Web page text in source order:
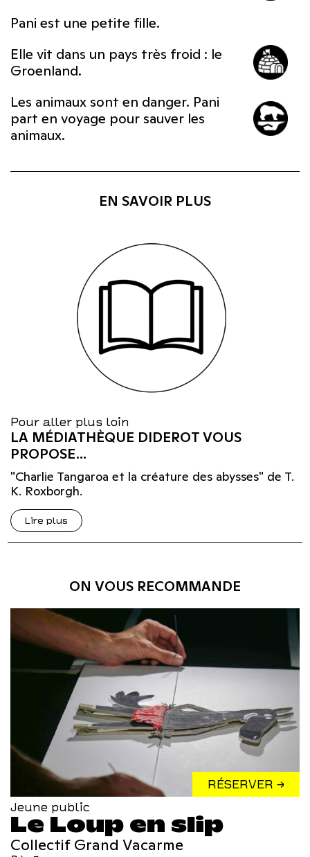
Pani est une petite fille.
Elle vit dans un pays très froid : le
Groenland.
Les animaux sont en danger. Pani
part en voyage pour sauver les
animaux.
EN SAVOIR PLUS
Pour aller plus loin
LA MÉDIATHÈQUE DIDEROT VOUS
PROPOSE…
"Charlie Tangaroa et la créature des abysses" de T.
K. Roxborgh.
Lire plus
ON VOUS RECOMMANDE
RÉSERVER →
Jeune public
Le Loup en slip
Collectif Grand Vacarme